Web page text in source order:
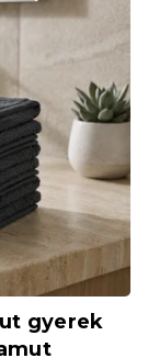
gyerek